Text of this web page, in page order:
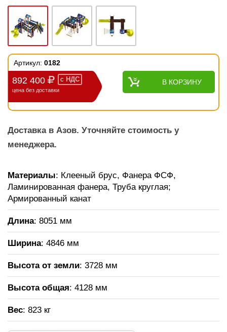
Артикул: 0182
892 400 с НДС
цена без доставки
В КОРЗИНУ
Доставка в Азов. Уточняйте стоимость у
менеджера.
Материалы: Клееный брус, Фанера ФСФ,
Ламинированная фанера, Труба круглая;
Армированный канат
Длина: 8051 мм
Ширина: 4846 мм
Высота от земли: 3728 мм
Высота общая: 4128 мм
Вес: 823 кг